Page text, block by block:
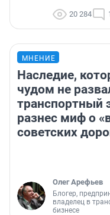
20 284
МНЕНИЕ
Наследие,
чудом не
транспортный
разнес миф о
советских
Олег Арефьев
Блогер,
владелец в
бизнесе